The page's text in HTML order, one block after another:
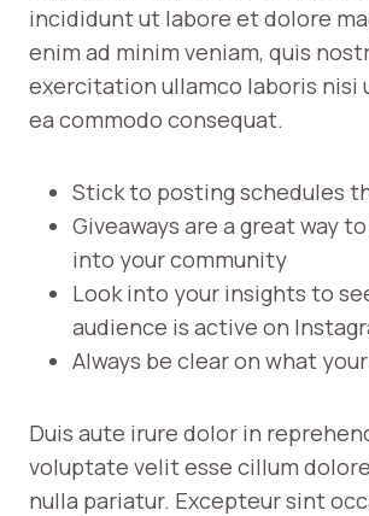
incididunt ut labore et dolore
enim ad minim veniam, quis
exercitation ullamco laboris nisi
ea commodo consequat.
Stick to posting schedules
Giveaways are a great way
into your community
Look into your insights to
audience is active on
Always be clear on what
Duis aute irure dolor in
voluptate velit esse cillum
nulla pariatur. Excepteur sint